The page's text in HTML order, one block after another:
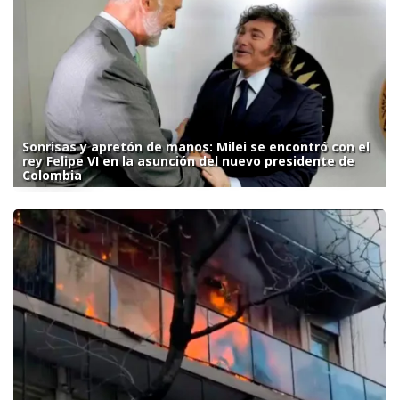
Sonrisas y apretón de manos: Milei se encontró con el
rey Felipe VI en la asunción del nuevo presidente de
Colombia